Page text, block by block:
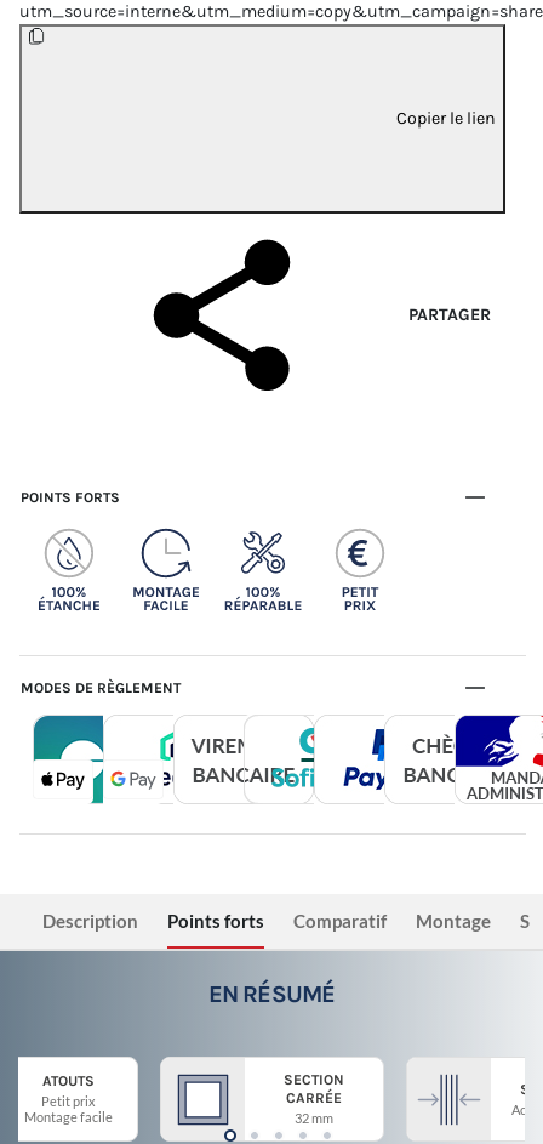
Copier le lien
PARTAGER
POINTS FORTS
MODES DE RÈGLEMENT
Description Points forts Comparatif Montage
EN RÉSUMÉ
ATOUTS
Petit prix
Montage facile
SECTION
CARRÉE
32 mm